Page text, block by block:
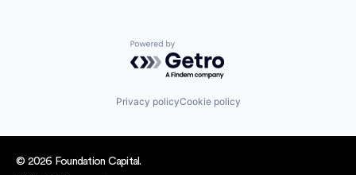
Powered by Getro.com
Privacy policyCookie policy
© 2026 Foundation Capital.